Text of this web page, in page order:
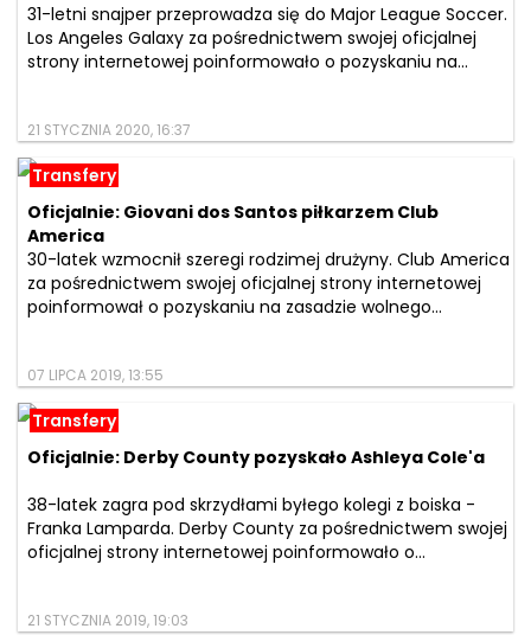
31-letni snajper przeprowadza się do Major League Soccer.
Los Angeles Galaxy za pośrednictwem swojej oficjalnej
strony internetowej poinformowało o pozyskaniu na...
21 STYCZNIA 2020, 16:37
Transfery
Oficjalnie: Giovani dos Santos piłkarzem Club
America
30-latek wzmocnił szeregi rodzimej drużyny. Club America
za pośrednictwem swojej oficjalnej strony internetowej
poinformował o pozyskaniu na zasadzie wolnego...
07 LIPCA 2019, 13:55
Transfery
Oficjalnie: Derby County pozyskało Ashleya Cole'a
38-latek zagra pod skrzydłami byłego kolegi z boiska -
Franka Lamparda. Derby County za pośrednictwem swojej
oficjalnej strony internetowej poinformowało o...
21 STYCZNIA 2019, 19:03